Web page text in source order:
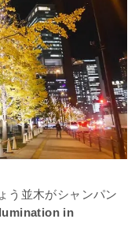
う並木がシャンパン
in